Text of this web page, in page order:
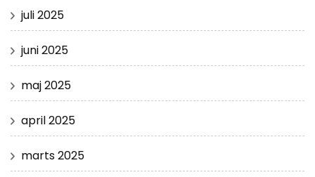
juli 2025
juni 2025
maj 2025
april 2025
marts 2025